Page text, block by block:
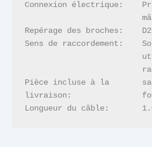
Connexion électrique:
Repérage des broches:
Sens de raccordement:
Pièce incluse à la
livraison:
Longueur du câble: